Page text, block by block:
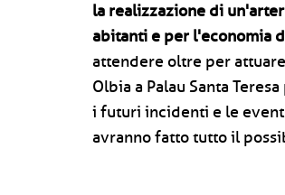
la realizzazione di
abitanti e per l'economia
attendere oltre per
Olbia a Palau Santa
i futuri incidenti e le
avranno fatto tutto il